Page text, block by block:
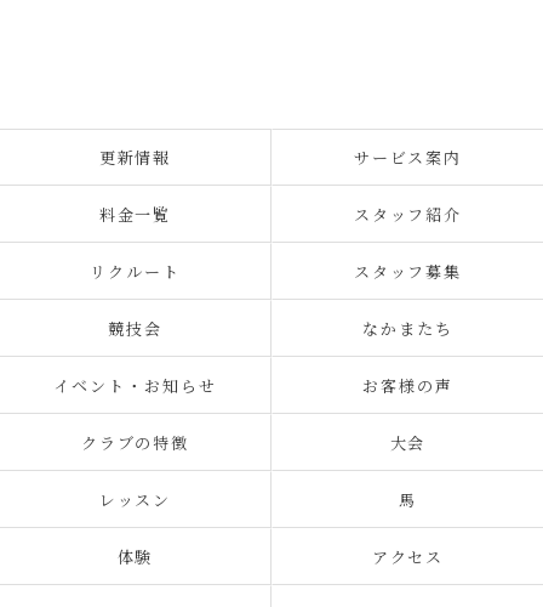
更新情報 サービス案内
料金一覧 スタッフ紹介
リクルート スタッフ募集
競技会 なかまたち
イベント・お知らせ お客様の声
クラブの特徴 大会
レッスン 馬
体験 アクセス